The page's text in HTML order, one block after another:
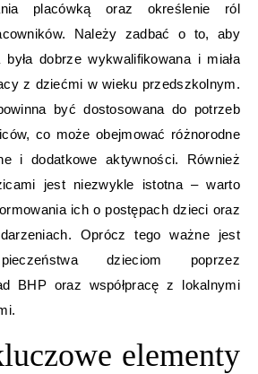
placówką oraz określenie ról
Należy zadbać o to, aby
była dobrze wykwalifikowana i miała
z dziećmi w wieku przedszkolnym.
być dostosowana do potrzeb
co może obejmować różnorodne
i dodatkowe aktywności. Również
jest niezwykle istotna – warto
ich o postępach dzieci oraz
Oprócz tego ważne jest
dzieciom poprzez
BHP oraz współpracę z lokalnymi
elementy